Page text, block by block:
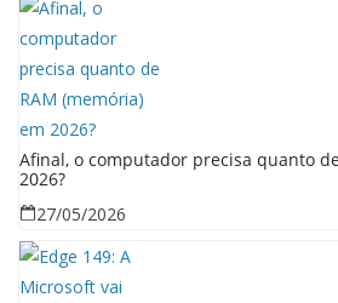
Afinal, o computador precisa quanto
2026?
27/05/2026